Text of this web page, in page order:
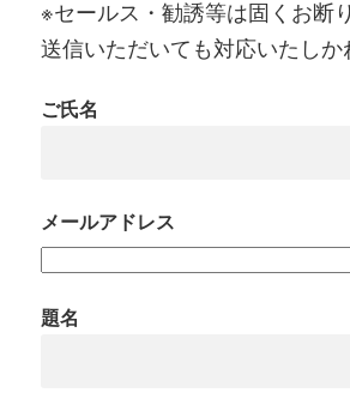
※セールス・勧誘等は固くお断
送信いただいても対応いたしか
ご氏名
メールアドレス
題名